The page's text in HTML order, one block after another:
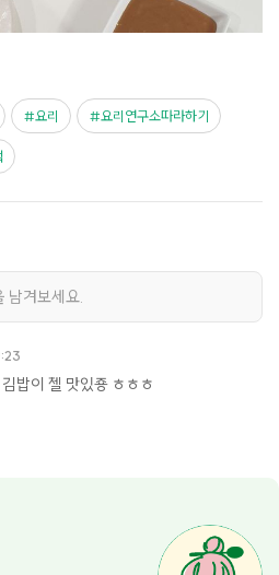
요리 요리연구소따라하기
남겨보세요.
밥이 젤 맛있죵 ㅎㅎㅎ